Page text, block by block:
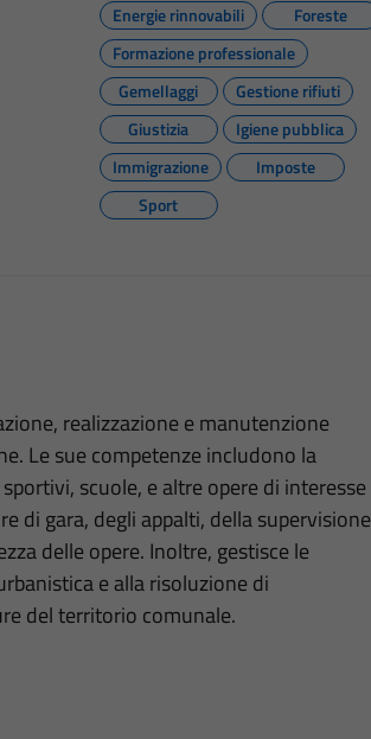
Energie rinnovabili
Foreste
Formazione professionale
Gemellaggi
Gestione rifiuti
Giustizia
Igiene pubblica
Immigrazione
Imposte
Sport
realizzazione e manutenzione
Le sue competenze includono la
scuole, e altre opere di interesse
di gara, degli appalti, della supervisione
delle opere. Inoltre, gestisce le
e alla risoluzione di
del territorio comunale.